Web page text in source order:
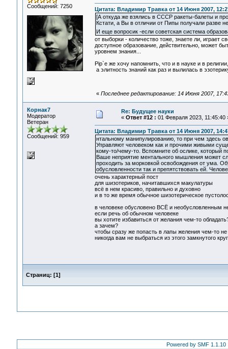
Сообщений: 7250
Цитата: Владимир Травка от 14 Июня 2007,
[А откуда же взялись в СССР ракеты-балеты и
Кстати, а Вы в отличии от Пипы получали разве
И еще вопросик -если советская система
от выборки - количество тоже, знаете ли, играет
доступное образование, действительно, может
уровнем знания...
Pip`е же хочу напомнить, что и в науке и в
а элитность знаний как раз и вылилась в
« Последнее редактирование: 14 Июня 2007,
Корнак7
Модератор
Ветеран
Сообщений: 959
Re: Будущее науки
« Ответ #12 : 01 Февраля 2023, 11:45:40
Цитата: Владимир Травка от 14 Июня 2007,
нтальному манипулированию, то при чем здесь
Управляют человеком как и прочими живыми
кому-то/чему-то. Вспомните об ослике, который
Ваше неприятие ментального мышления может
проходить за морковкой освобождения от ума.
обусловленности так и препятствовать ей.
очень характерный пост
для шизотериков, начитавшихся макулатуры
всё в нем красиво, правильно и духовно
и в то же время обычное шизотерическое
в человеке обусловено ВСЁ и необусловленным
если речь об обычном человеке
вы хотите избавиться от желания чем-то
а зачем?
чтобы сразу же попасть в лапы желения чем-то не
никогда вам не выбраться из этого замкнутого
Страниц: [1]
Powered by SMF 1.1.10